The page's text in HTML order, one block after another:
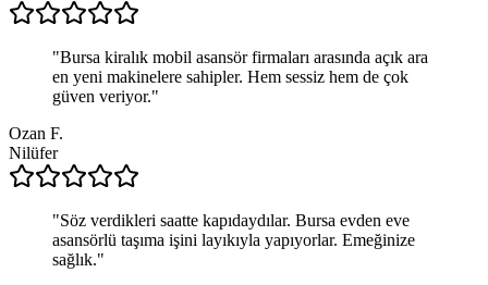
"Bursa kiralık mobil asansör firmaları arasında açık ara
en yeni makinelere sahipler. Hem sessiz hem de çok
güven veriyor."
Ozan F.
Nilüfer
"Söz verdikleri saatte kapıdaydılar. Bursa evden eve
asansörlü taşıma işini layıkıyla yapıyorlar. Emeğinize
sağlık."